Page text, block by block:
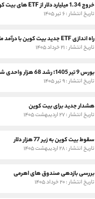
خروج 1.34 میلیارد دلار از ETF های بیت کوین در یک هفته
تاریخ انتشار : ۶ تیر ۱۴۰۵
راه اندازی ETF جدید بیت کوین با درآمد ماهانه
تاریخ انتشار : ۲۱ خرداد ۱۴۰۵
تاریخ انتشار : ۹ تیر ۱۴۰۵
هشدار جدید برای بیت کوین
تاریخ انتشار : ۲۷ اردیبهشت ۱۴۰۵
سقوط بیت کوین به زیر 77 هزار دلار
تاریخ انتشار : ۲۸ اردیبهشت ۱۴۰۵
بررسی بازدهی صندوق های اهرمی
تاریخ انتشار : ۲۰ خرداد ۱۴۰۵